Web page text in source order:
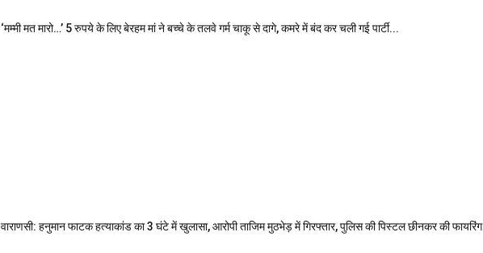
‘मम्मी मत मारो…’ 5 रुपये के लिए बेरहम मां ने बच्चे के तलवे गर्म चाकू से दागे, कमरे में बंद कर चली गई पार्टी...
वाराणसी: हनुमान फाटक हत्याकांड का 3 घंटे में खुलासा, आरोपी ताजिम मुठभेड़ में गिरफ्तार, पुलिस की पिस्टल छीनकर की फायरिंग